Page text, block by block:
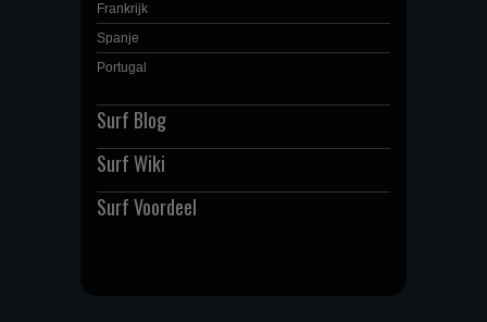
Frankrijk
Spanje
Portugal
Surf Blog
Surf Wiki
Surf Voordeel